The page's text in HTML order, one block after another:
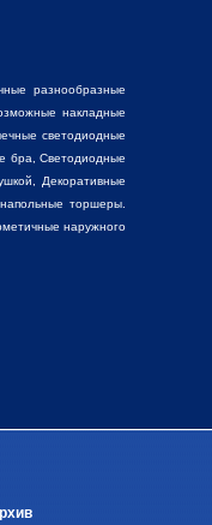
разнообразные
накладные
светодиодные
бра, Светодиодные
Декоративные
торшеры.
наружного